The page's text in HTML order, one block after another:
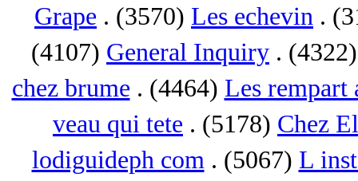
Grape . (3570) Les echevin .
(4107) General Inquiry .
chez brume . (4464) Les rempart
veau qui tete . (5178) Chez
lodiguideph com. (5067) L